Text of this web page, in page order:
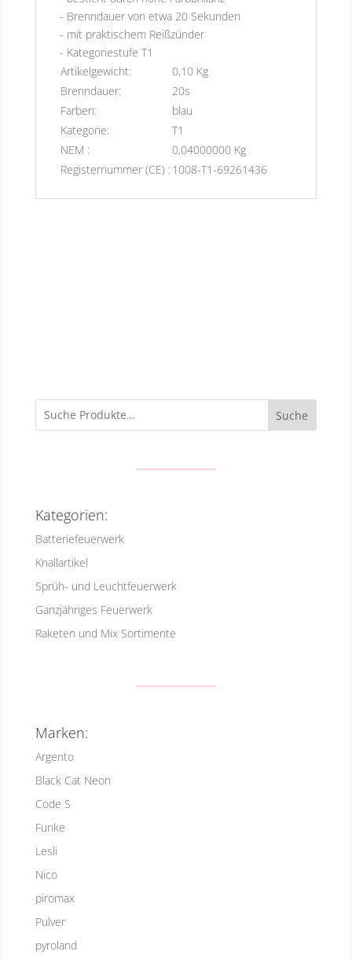
- Brenndauer von etwa 20 Sekunden
- mit praktischem Reißzünder
- Kategoriestufe T1
Artikelgewicht:
0,10 Kg
Brenndauer:
20s
Farben:
blau
Kategorie:
T1
NEM :
0,04000000 Kg
Registernummer (CE) : 1008-T1-69261436
Suche
Kategorien:
Batteriefeuerwerk
Knallartikel
Sprüh- und Leuchtfeuerwerk
Ganzjähriges Feuerwerk
Raketen und Mix Sortimente
Marken:
Argento
Black Cat Neon
Code S
Funke
Lesli
Nico
piromax
Pulver
pyroland